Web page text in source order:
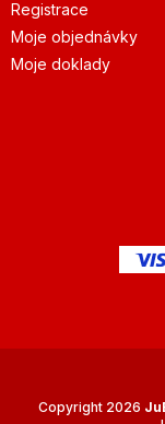
Registrace
Moje objednávky
Moje doklady
Copyright 2026